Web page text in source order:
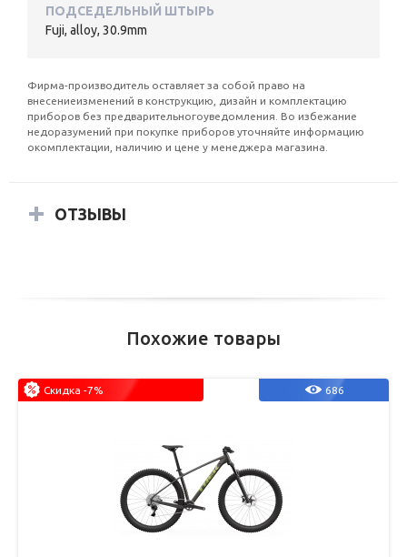
ПОДСЕДЕЛЬНЫЙ ШТЫРЬ
Fuji, alloy, 30.9mm
Фирма-производитель оставляет за собой право на
внесениеизменений в конструкцию, дизайн и комплектацию
приборов без предварительногоуведомления. Во избежание
недоразумений при покупке приборов уточняйте информацию
окомплектации, наличию и цене у менеджера магазина.
ОТЗЫВЫ
Похожие товары
686
Скидка -7%